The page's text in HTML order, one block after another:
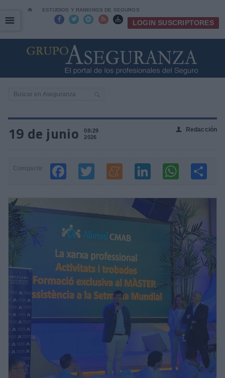
⌂ ESTUDIOS Y RANKINGS DE SEGUROS
     LOGIN SUSCRIPTORES
☰
☰
19 de junio
08:29
2026
👤 Redacción